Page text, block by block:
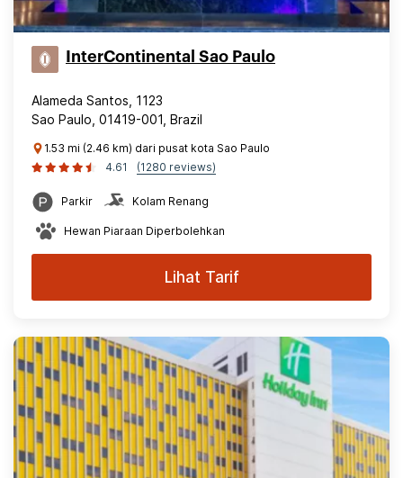
InterContinental Sao Paulo
Alameda Santos, 1123
Sao Paulo, 01419-001, Brazil
1.53 mi (2.46 km) dari pusat kota Sao Paulo
4.61
(1280 reviews)
Parkir Kolam Renang
Hewan Piaraan Diperbolehkan
Lihat Tarif